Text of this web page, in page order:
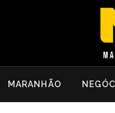
MARANHÃO